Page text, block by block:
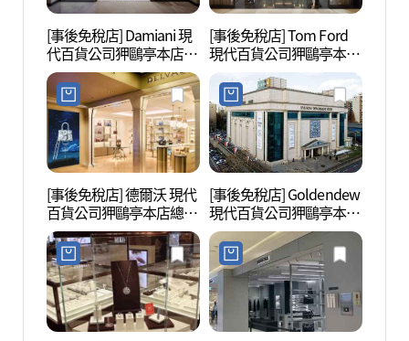
[事後免稅店] Damiani 現
代百貨公司狎鷗亭本店總
店(다미아니 현대백화점
압구정본점)
[事後免稅店] Tom Ford
現代百貨公司狎鷗亭本店
總店(톰포드 현대백화점
압구정본점)
[事後免稅店] 德爾沃 現代
百貨公司狎鷗亭本店總店
(델보 현대백화점 압구정
본점)
[事後免稅店] Goldendew
現代百貨公司狎鷗亭本店
總店(골든듀 현대백화점
압구정본점)